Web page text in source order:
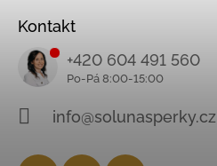
Kontakt
+420 604 491 560
info@solunasperky.cz